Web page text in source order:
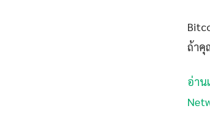
ถ้าคุ
อ่าน